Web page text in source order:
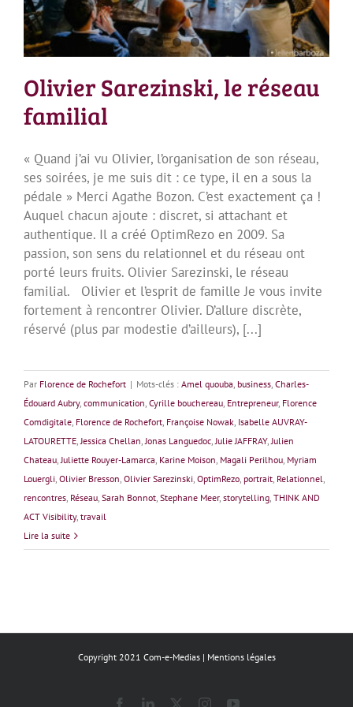
Olivier Sarezinski, le réseau
familial
« Quand j’ai vu Olivier, l’organisation de son réseau,
ses soirées, je me suis dit : ce type, il en a sous la
pédale » Merci Agathe Bozon. C’est exactement ça !
Auquel chacun ajoute : discret, si attachant et
authentique. Il a créé OptimRezo en 2009. Sa
passion, son sens du relationnel et du réseau ont
porté leurs fruits. Olivier Sarezinski, le réseau
familial. Olivier et l’esprit de famille Je vous invite
fortement à rencontrer Olivier. D’allure discrète,
réservé (plus par modestie d’ailleurs), [...]
Par Florence de Rochefort | Mots-clés : Amel quouba, business, Charles-
Édouard Aubry, communication, Cyrille bouchereau, Entrepreneur, Florence
Comdigitale, Florence de Rochefort, Françoise Nowak, Isabelle AUVRAY-
LATOURETTE,Jessica Chellan,Jonas Languedoc,Julie JAFFRAY,Julien
Chateau,Juliette Rouyer-Lamarca, Karine Moison, Magali Perilhou, Myriam
Louergli, Olivier Bresson, Olivier Sarezinski, OptimRezo, portrait, Relationnel,
rencontres, Réseau, Sarah Bonnot, Stephane Meer, storytelling, THINK AND
ACT Visibility, travail
Lire la suite
Copyright 2021 Com-e-Medias | Mentions légales
FacebookLinkedIn InstagramYouTube